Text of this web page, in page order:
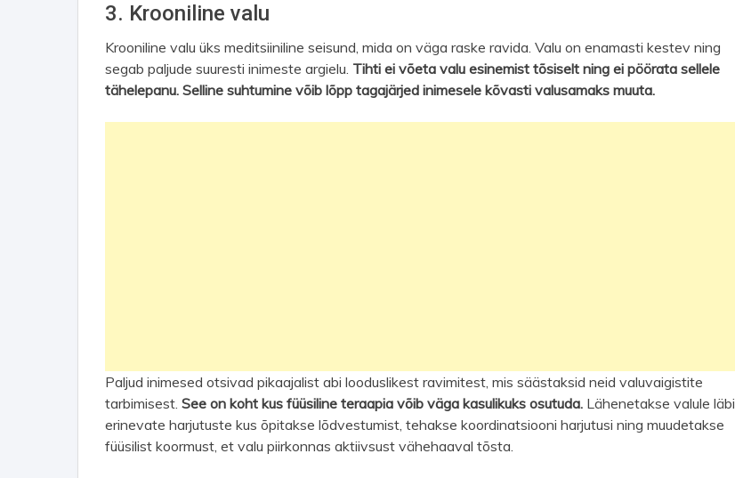
3. Krooniline valu
Krooniline valu üks meditsiiniline seisund, mida on väga raske ravida. Valu on enamasti kestev ning
segab paljude suuresti inimeste argielu. Tihti ei võeta valu esinemist tõsiselt ning ei pöörata sellele
tähelepanu. Selline suhtumine võib lõpp tagajärjed inimesele kõvasti valusamaks muuta.
Paljud inimesed otsivad pikaajalist abi looduslikest ravimitest, mis säästaksid neid valuvaigistite
tarbimisest. See on koht kus füüsiline teraapia võib väga kasulikuks osutuda. Lähenetakse valule läbi
erinevate harjutuste kus õpitakse lõdvestumist, tehakse koordinatsiooni harjutusi ning muudetakse
füüsilist koormust, et valu piirkonnas aktiivsust vähehaaval tõsta.